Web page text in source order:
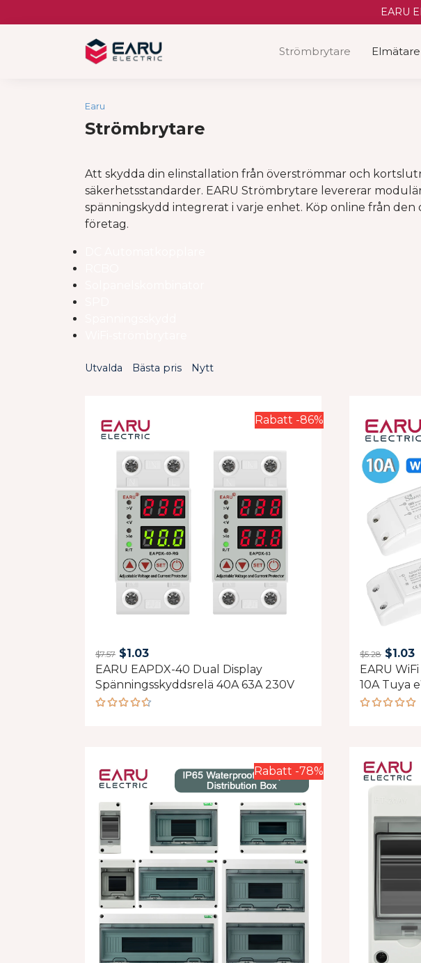
to
EARU
Strömbrytare Elmätare
Earu
Strömbrytare
Att skydda din elinstallation från överströmmar och
säkerhetsstandarder. EARU Strömbrytare levererar
spänningskydd integrerat i varje enhet. Köp online från
företag.
Utvalda Bästa pris Nytt
Rabatt -86%
$7.57 Original
price
was:
$7.57.
$1.03Current
price
is:
$1.03.
EARU EAPDX-40 Dual Display
Spänningsskyddsrelä 40A 63A 230V
$5.28
price
was:
$5.28.
$1.03
EARU
10A Tuya
Rabatt -78%